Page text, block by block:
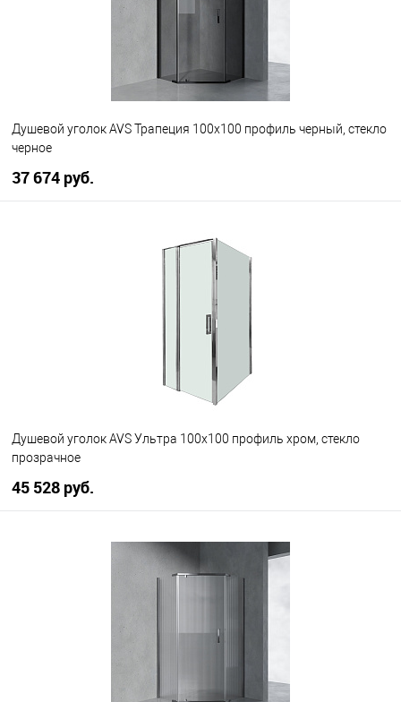
Душевой уголок AVS Трапеция 100х100 профиль черный, стекло
черное
37 674 руб.
В наличии
Душевой уголок AVS Ультра 100x100 профиль хром, стекло
прозрачное
45 528 руб.
В корзину